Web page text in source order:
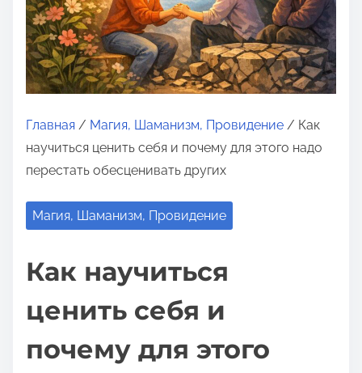
Главная / Магия, Шаманизм, Провидение / Как
научиться ценить себя и почему для этого надо
перестать обесценивать других
Магия, Шаманизм, Провидение
Как научиться
ценить себя и
почему для этого